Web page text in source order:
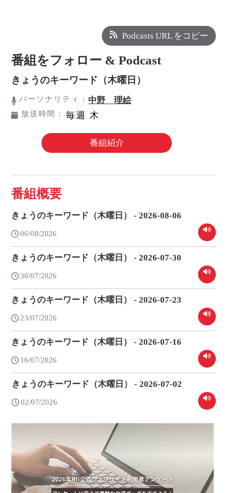
Podcasts URL をコピー
番組をフォロー & Podcast
きょうのキーワード（木曜日）
パーソナリティ： 中野 理絵
放送時間： 毎週 木
番組紹介
番組概要
きょうのキーワード（木曜日） - 2026-08-06
06/08/2026
きょうのキーワード（木曜日） - 2026-07-30
30/07/2026
きょうのキーワード（木曜日） - 2026-07-23
23/07/2026
きょうのキーワード（木曜日） - 2026-07-16
16/07/2026
きょうのキーワード（木曜日） - 2026-07-02
02/07/2026